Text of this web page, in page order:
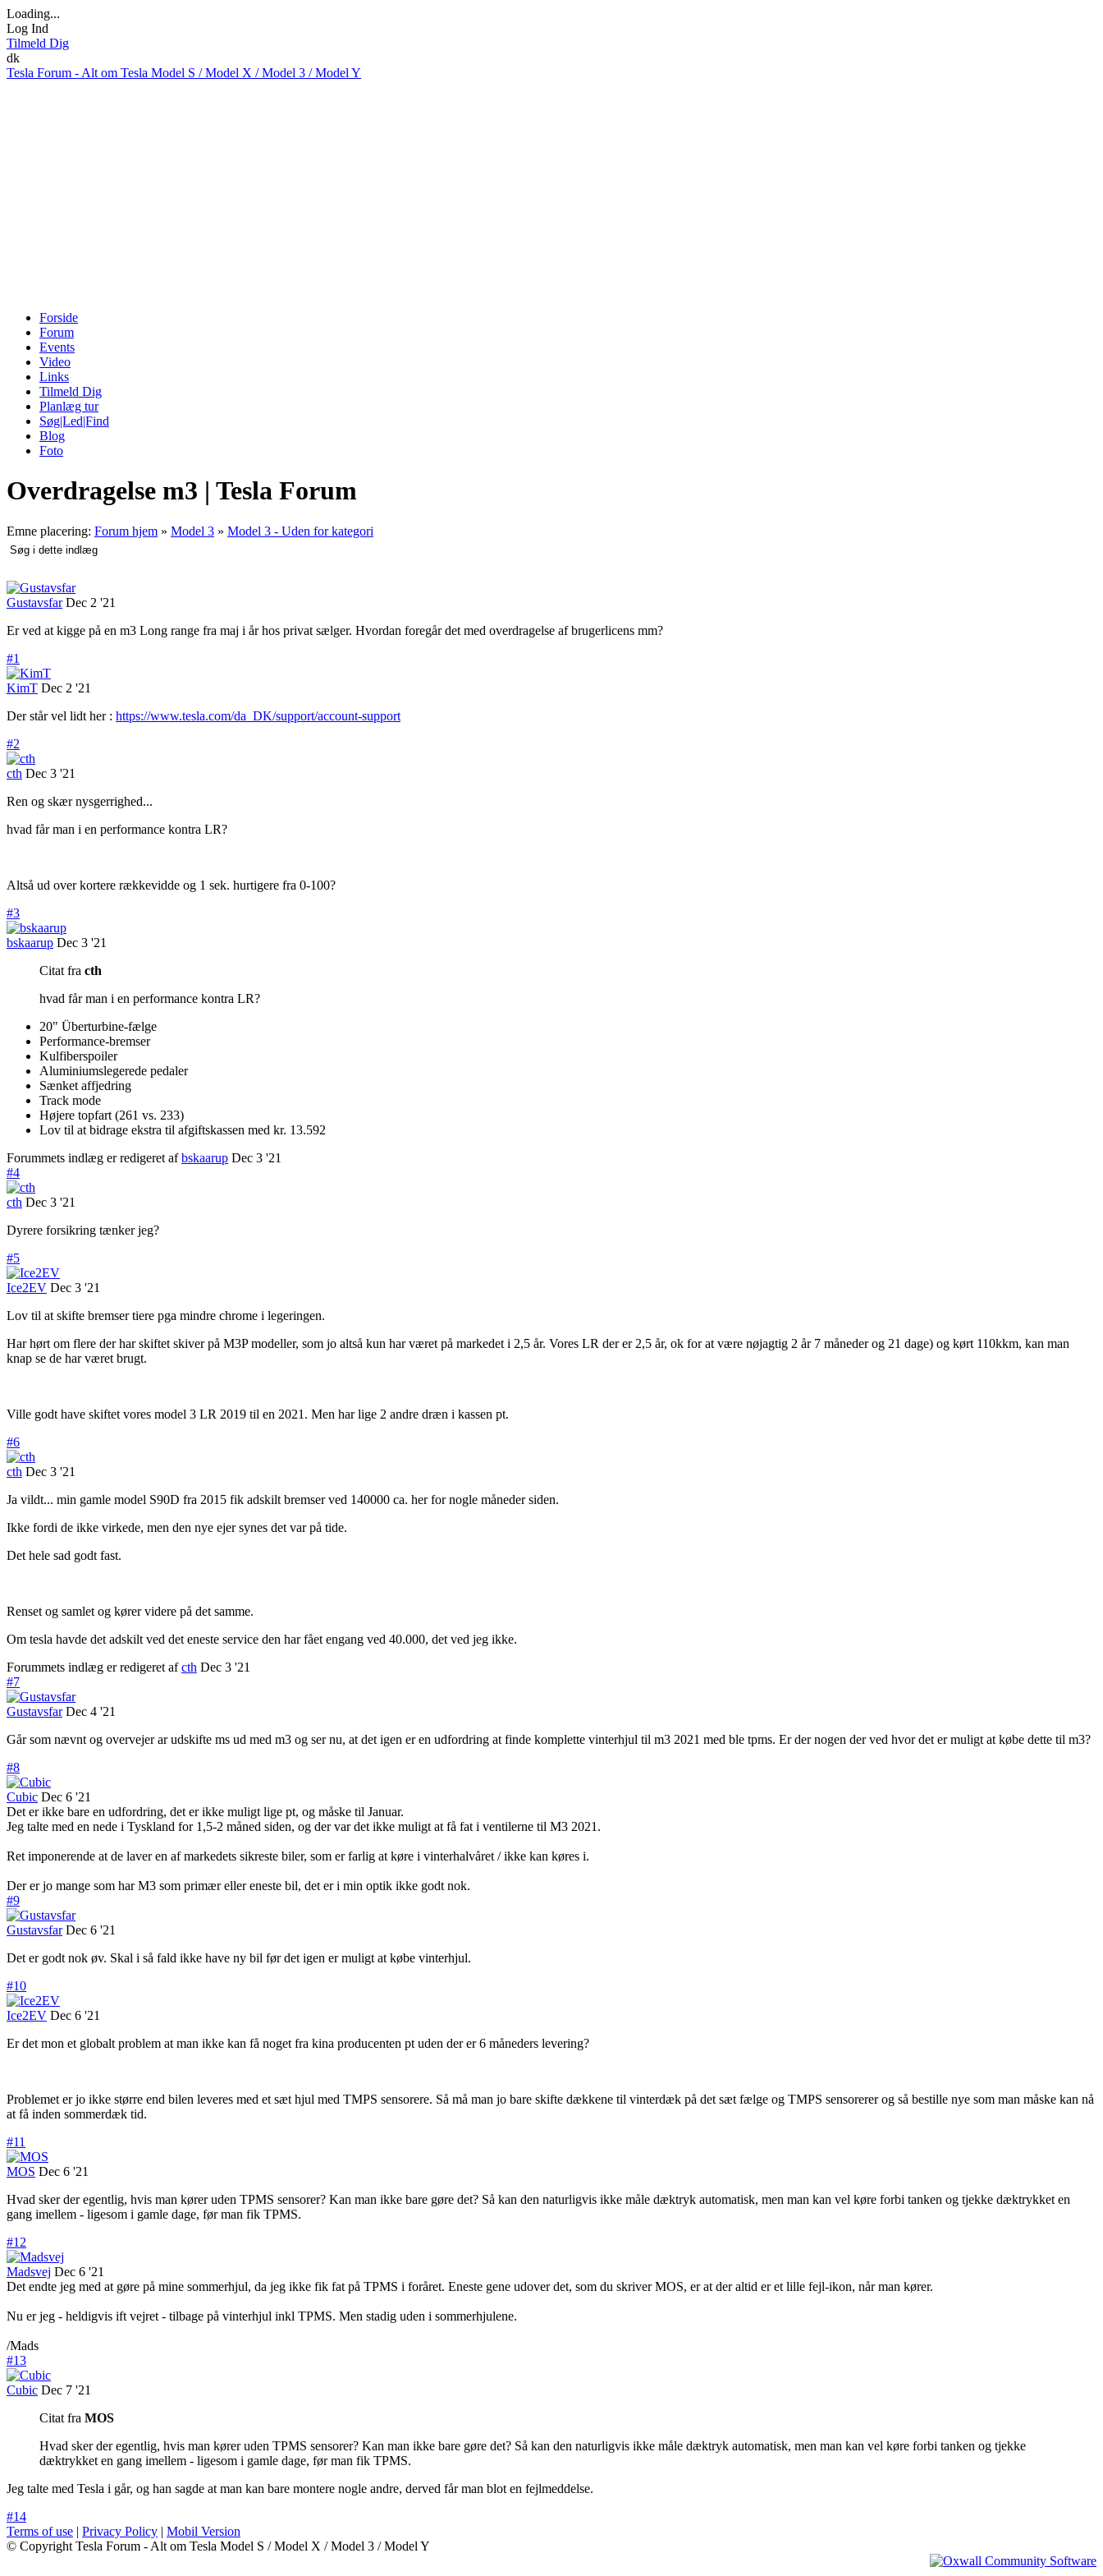
Loading...
Log Ind
Tilmeld Dig
dk
Tesla Forum - Alt om Tesla Model S / Model X / Model 3 / Model Y
Forside
Forum
Events
Video
Links
Tilmeld Dig
Planlæg tur
Søg|Led|Find
Blog
Foto
Overdragelse m3 | Tesla Forum
Emne placering: Forum hjem » Model 3 » Model 3 - Uden for kategori
Gustavsfar Dec 2 '21
Er ved at kigge på en m3 Long range fra maj i år hos privat sælger. Hvordan foregår det med overdragelse af brugerlicens mm?
#1
KimT Dec 2 '21
Der står vel lidt her : https://www.tesla.com/da_DK/support/account-support
#2
cth Dec 3 '21
Ren og skær nysgerrighed...
hvad får man i en performance kontra LR?
Altså ud over kortere rækkevidde og 1 sek. hurtigere fra 0-100?
#3
bskaarup Dec 3 '21
Citat fra cth
hvad får man i en performance kontra LR?
20" Überturbine-fælge
Performance-bremser
Kulfiberspoiler
Aluminiumslegerede pedaler
Sænket affjedring
Track mode
Højere topfart (261 vs. 233)
Lov til at bidrage ekstra til afgiftskassen med kr. 13.592
Forummets indlæg er redigeret afbskaarup Dec 3 '21
#4
cth Dec 3 '21
Dyrere forsikring tænker jeg?
#5
Ice2EV Dec 3 '21
Lov til at skifte bremser tiere pga mindre chrome i legeringen.
Har hørt om flere der har skiftet skiver på M3P modeller, som jo altså kun har været på markedet i 2,5 år. Vores LR der er 2,5 år, ok for at være nøjagtig 2 år 7 måneder og 21 dage) og kørt 110kkm, kan man
knap se de har været brugt.
Ville godt have skiftet vores model 3 LR 2019 til en 2021. Men har lige 2 andre dræn i kassen pt.
#6
cth Dec 3 '21
Ja vildt... min gamle model S90D fra 2015 fik adskilt bremser ved 140000 ca. her for nogle måneder siden.
Ikke fordi de ikke virkede, men den nye ejer synes det var på tide.
Det hele sad godt fast.
Renset og samlet og kører videre på det samme.
Om tesla havde det adskilt ved det eneste service den har fået engang ved 40.000, det ved jeg ikke.
Forummets indlæg er redigeret afcth Dec 3 '21
#7
Gustavsfar Dec 4 '21
Går som nævnt og overvejer ar udskifte ms ud med m3 og ser nu, at det igen er en udfordring at finde komplette vinterhjul til m3 2021 med ble tpms. Er der nogen der ved hvor det er muligt at købe dette til m3?
#8
Cubic Dec 6 '21
Det er ikke bare en udfordring, det er ikke muligt lige pt, og måske til Januar.
Jeg talte med en nede i Tyskland for 1,5-2 måned siden, og der var det ikke muligt at få fat i ventilerne til M3 2021.
Ret imponerende at de laver en af markedets sikreste biler, som er farlig at køre i vinterhalvåret / ikke kan køres i.
Der er jo mange som har M3 som primær eller eneste bil, det er i min optik ikke godt nok.
#9
Gustavsfar Dec 6 '21
Det er godt nok øv. Skal i så fald ikke have ny bil før det igen er muligt at købe vinterhjul.
#10
Ice2EV Dec 6 '21
Er det mon et globalt problem at man ikke kan få noget fra kina producenten pt uden der er 6 måneders levering?
Problemet er jo ikke større end bilen leveres med et sæt hjul med TMPS sensorere. Så må man jo bare skifte dækkene til vinterdæk på det sæt fælge og TMPS sensorerer og så bestille nye som man måske kan nå
at få inden sommerdæk tid.
#11
MOS Dec 6 '21
Hvad sker der egentlig, hvis man kører uden TPMS sensorer? Kan man ikke bare gøre det? Så kan den naturligvis ikke måle dæktryk automatisk, men man kan vel køre forbi tanken og tjekke dæktrykket en
gang imellem - ligesom i gamle dage, før man fik TPMS.
#12
Madsvej Dec 6 '21
Det endte jeg med at gøre på mine sommerhjul, da jeg ikke fik fat på TPMS i foråret. Eneste gene udover det, som du skriver MOS, er at der altid er et lille fejl-ikon, når man kører.
Nu er jeg - heldigvis ift vejret - tilbage på vinterhjul inkl TPMS. Men stadig uden i sommerhjulene.
/Mads
#13
Cubic Dec 7 '21
Citat fra MOS
Hvad sker der egentlig, hvis man kører uden TPMS sensorer? Kan man ikke bare gøre det? Så kan den naturligvis ikke måle dæktryk automatisk, men man kan vel køre forbi tanken og tjekke
dæktrykket en gang imellem - ligesom i gamle dage, før man fik TPMS.
Jeg talte med Tesla i går, og han sagde at man kan bare montere nogle andre, derved får man blot en fejlmeddelse.
#14
Terms of use | Privacy Policy | Mobil Version
© Copyright Tesla Forum - Alt om Tesla Model S / Model X / Model 3 / Model Y